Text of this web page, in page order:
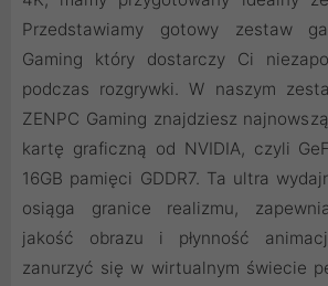
Przedstawiamy gotowy zestaw
Gaming który dostarczy Ci
podczas rozgrywki. W naszym
ZENPC Gaming znajdziesz
kartę graficzną od NVIDIA, czyli
16GB pamięci GDDR7. Ta ultra
osiąga granice realizmu,
jakość obrazu i płynność
zanurzyć się w wirtualnym świecie